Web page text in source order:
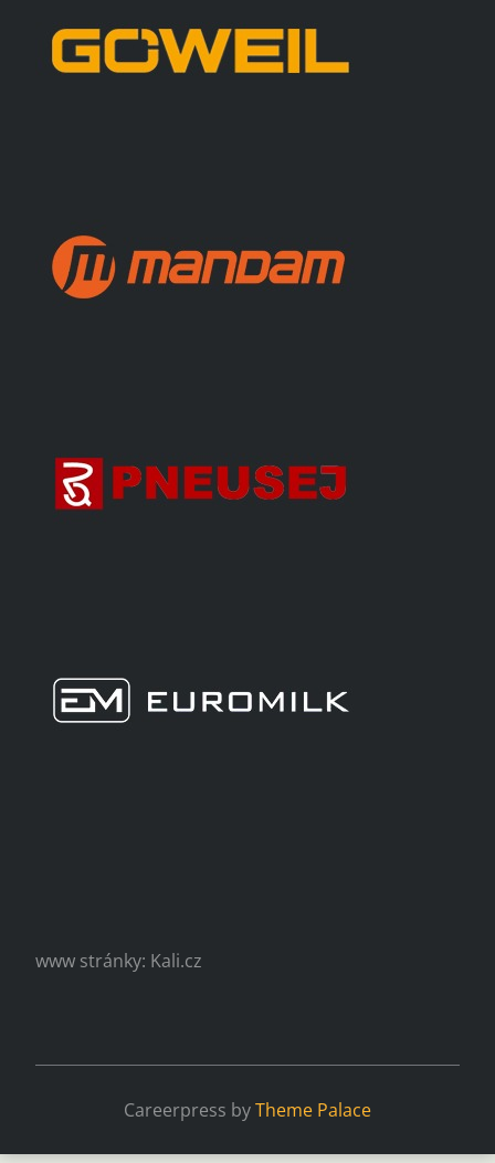
www stránky: Kali.cz
Careerpress byTheme Palace